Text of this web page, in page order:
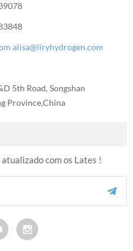
alisa@liryhydrogen.com
5th Road, Songshan
Province,China
com os Lates !